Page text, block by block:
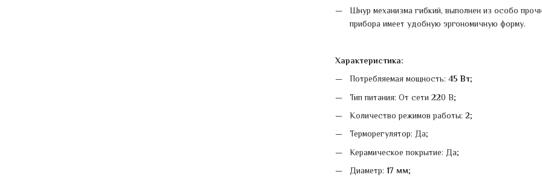
Шнур механизма гибкий, выполнен из особо
прибора имеет удобную эргономичную форму.
Характеристика:
Потребляемая мощность: 45 Вт;
Тип питания: От сети 220 В;
Количество режимов работы: 2;
Терморегулятор: Да;
Керамическое покрытие: Да;
Диаметр: 17 мм;